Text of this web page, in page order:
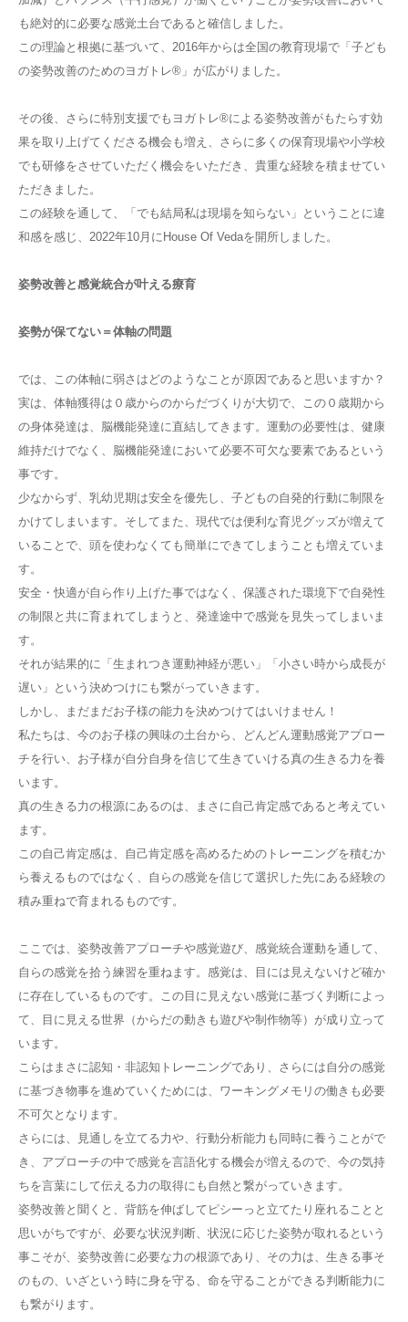
も絶対的に必要な感覚土台であると確信しました。
この理論と根拠に基づいて、 2016年からは全国の教育現場で「子ども
の姿勢改善のためのヨガトレ®︎ 」が広がりました。
その後、さらに特別支援でもヨガトレ®︎による姿勢改善がもたらす効
果を取り上げてくださる機会も増え、さらに多くの保育現場や小学校
でも研修をさせていただく機会をいただき、貴重な経験を積ませてい
ただきました。
この経験を通して、「でも結局私は現場を知らない」ということに違
和感を感じ、 2022年10月に House Of Vedaを開所しました。
姿勢改善と感覚統合が叶える療育
姿勢が保てない＝体軸の問題
では、この体軸に弱さはどのようなことが原因であると思いますか？
実は、体軸獲得は０歳からのからだづくりが大切で、この０歳期から
の身体発達は、脳機能発達に直結してきます。運動の必要性は、健康
維持だけでなく、脳機能発達において必要不可欠な要素であるという
事です。
少なからず、乳幼児期は安全を優先し、子どもの自発的行動に制限を
かけてしまいます。そしてまた、現代では便利な育児グッズが増えて
いることで、頭を使わなくても簡単にできてしまうことも増えていま
す。
安全・快適が自ら作り上げた事ではなく、保護された環境下で自発性
の制限と共に育まれてしまうと、発達途中で感覚を見失ってしまいま
す。
それが結果的に「生まれつき運動神経が悪い」「小さい時から成長が
遅い」という決めつけにも繋がっていきます。
しかし、まだまだお子様の能力を決めつけてはいけません！
私たちは、今のお子様の興味の土台から、どんどん運動感覚アプロー
チを行い、お子様が自分自身を信じて生きていける真の生きる力を養
います。
真の生きる力の根源にあるのは、まさに自己肯定感であると考えてい
ます。
この自己肯定感は、自己肯定感を高めるためのトレーニングを積むか
ら養えるものではなく、自らの感覚を信じて選択した先にある経験の
積み重ねで育まれるものです。
ここでは、姿勢改善アプローチや感覚遊び、感覚統合運動を通して、
自らの感覚を拾う練習を重ねます。感覚は、目には見えないけど確か
に存在しているものです。この目に見えない感覚に基づく判断によっ
て、目に見える世界（からだの動きも遊びや制作物等）が成り立って
います。
こらはまさに認知・非認知トレーニングであり、さらには自分の感覚
に基づき物事を進めていくためには、ワーキングメモリの働きも必要
不可欠となります。
さらには、見通しを立てる力や、行動分析能力も同時に養うことがで
き、アプローチの中で感覚を言語化する機会が増えるので、今の気持
ちを言葉にして伝える力の取得にも自然と繋がっていきます。
姿勢改善と聞くと、背筋を伸ばしてピシーっと立てたり座れることと
思いがちですが、必要な状況判断、状況に応じた姿勢が取れるという
事こそが、姿勢改善に必要な力の根源であり、その力は、生きる事そ
のもの、いざという時に身を守る、命を守ることができる判断能力に
も繋がります。